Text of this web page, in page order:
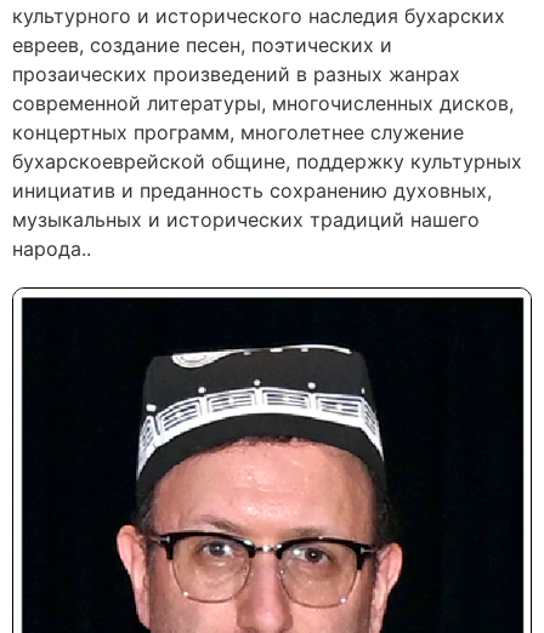
культурного и исторического наследия бухарских
евреев, создание песен, поэтических и
прозаических произведений в разных жанрах
современной литературы, многочисленных дисков,
концертных программ, многолетнее служение
бухарскоеврейской общине, поддержку культурных
инициатив и преданность сохранению духовных,
музыкальных и исторических традиций нашего
народа..